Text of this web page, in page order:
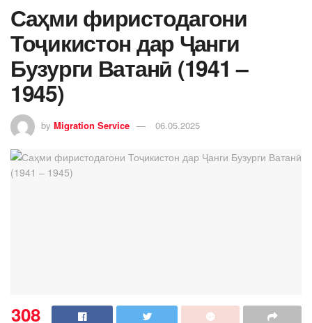
Саҳми фиристодагони
Тоҷикистон дар Ҷанги
Бузурги Ватанӣ (1941 –
1945)
by Migration Service 06.05.2025
308